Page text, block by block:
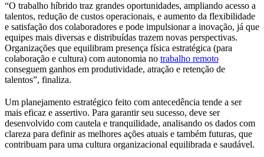
“O trabalho híbrido traz grandes oportunidades, ampliando acesso a
talentos, redução de custos operacionais, e aumento da flexibilidade
e satisfação dos colaboradores e pode impulsionar a inovação, já que
equipes mais diversas e distribuídas trazem novas perspectivas.
Organizações que equilibram presença física estratégica (para
colaboração e cultura) com autonomia no trabalho remoto
conseguem ganhos em produtividade, atração e retenção de
talentos”, finaliza.
Um planejamento estratégico feito com antecedência tende a ser
mais eficaz e assertivo. Para garantir seu sucesso, deve ser
desenvolvido com cautela e tranquilidade, analisando os dados com
clareza para definir as melhores ações atuais e também futuras, que
contribuam para uma cultura organizacional equilibrada e saudável.